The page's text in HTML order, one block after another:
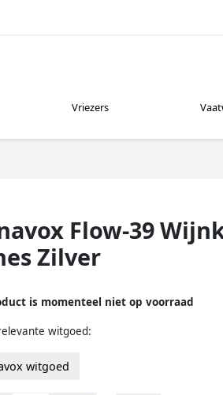
Vriezers
Flow-39
Zilver
is momenteel niet op voorraad
witgoed:
witgoed